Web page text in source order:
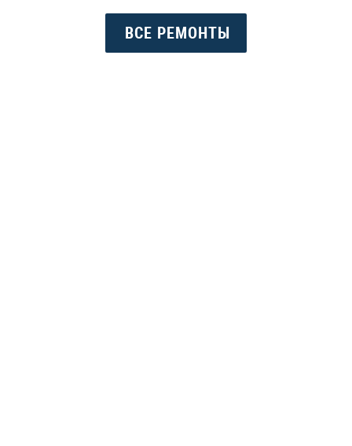
подготовив тепловой контур батареи
и силовой электроники к морозам.
Дополнительно произвели
обслуживание тормозной системы.
ВСЕ РЕМОНТЫ